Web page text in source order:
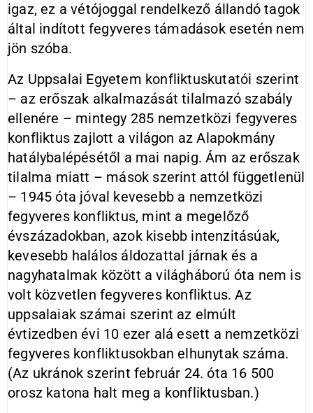
igaz, ez a vétójoggal rendelkező állandó tagok
által indított fegyveres támadások esetén nem
jön szóba.
Az Uppsalai Egyetem konfliktuskutatói szerint
– az erőszak alkalmazását tilalmazó szabály
ellenére – mintegy 285 nemzetközi fegyveres
konfliktus zajlott a világon az Alapokmány
hatálybalépésétől a mai napig. Ám az erőszak
tilalma miatt – mások szerint attól függetlenül
– 1945 óta jóval kevesebb a nemzetközi
fegyveres konfliktus, mint a megelőző
évszázadokban, azok kisebb intenzitásúak,
kevesebb halálos áldozattal járnak és a
nagyhatalmak között a világháború óta nem is
volt közvetlen fegyveres konfliktus. Az
uppsalaiak számai szerint az elmúlt
évtizedben évi 10 ezer alá esett a nemzetközi
fegyveres konfliktusokban elhunytak száma.
(Az ukránok szerint február 24. óta 16 500
orosz katona halt meg a konfliktusban.)